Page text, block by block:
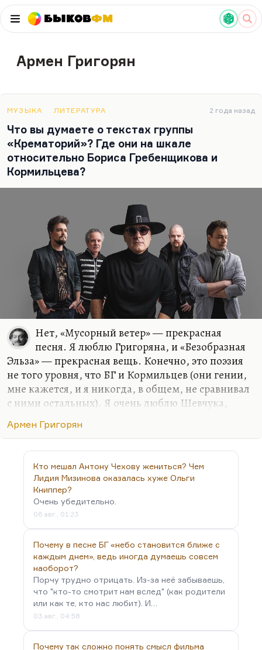
БыковФМ
Армен Григорян
МУЗЫКА ЛИТЕРАТУРА 2 года назад
Что вы думаете о текстах группы
«Крематорий»? Где они на шкале
относительно Бориса Гребенщикова и
Кормильцева?
Нет, «Мусорный ветер» — прекрасная
песня. Я люблю Григоряна, и «Безобразная
Эльза» — прекрасная вещь. Конечно, это поэзия
не того уровня, что БГ и Кормильцев (они гении,
мне кажется, и я никогда, в общем, не сравнивал
с ними остальных). Я очень люблю Шевчука,
Кортнева, но для меня БГ и Кормильцев —
что-то космическое, что-то из области
откровений. Григорян — замечательный,
крепкий профессионал и выдающийся музыкант.
Армен Григорян
Кто мешал Антону Чехову жениться? Чем
Лидия Мизинова оказалась хуже Ольги
Книппер?
Очень убедительно.
06 авг., 01:23
Почему в песне БГ «небо становится ближе с
каждым днем», ведь иногда думаешь совсем
наоборот?
Порчу трудно отрицать. Из-за неё забываешь,
что "кто-то смотрит нам вслед" (как родители
или как те, кто нас любит). И…
03 авг., 04:58
Почему так сложно понять смысл фильма